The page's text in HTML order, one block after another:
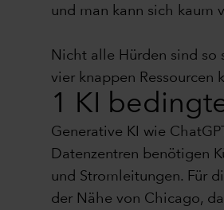
und man kann sich kaum
Nicht alle Hürden sind
vier knappen Ressourcen
1 KI
Generative KI wie
Datenzentren benötigen
und Stromleitungen. Für
der Nähe von Chicago,